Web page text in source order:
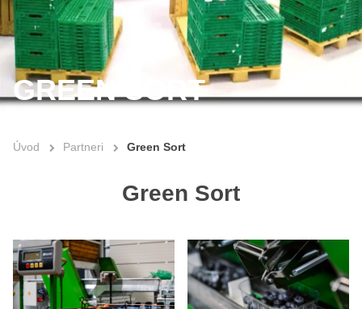
GREEN SORT
Úvod Partneri Green Sort
Green Sort